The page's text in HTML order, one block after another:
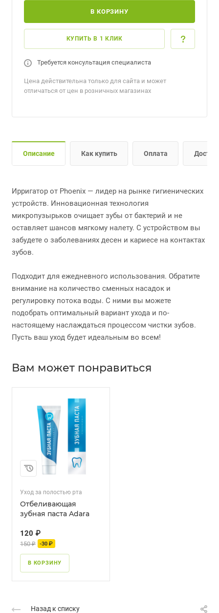
В КОРЗИНУ
КУПИТЬ В 1 КЛИК
Требуется консультация специалиста
Цена действительна только для сайта и может
отличаться от цен в розничных магазинах
Описание Как купить Оплата
Ирригатор от Phoenix — лидер на рынке гигиенических
устройств. Инновационная технология
микропузырьков очищает зубы от бактерий и не
оставляет шансов мягкому налету. С устройством вы
забудете о заболеваниях десен и кариесе на контактах
зубов.
Подходит для ежедневного использования. Обратите
внимание на количество сменных насадок и
регулировку потока воды. С ними вы можете
подобрать оптимальный вариант ухода и по-
настоящему наслаждаться процессом чистки зубов.
Пусть ваш уход будет идеальным во всем!
Вам может понравиться
Уход за полостью рта
Отбеливающая
зубная паста Adara
120 ₽
150 ₽ -30 ₽
В КОРЗИНУ
Назад к списку